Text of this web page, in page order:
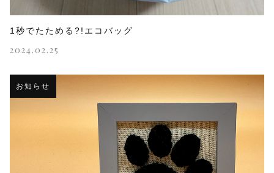
1秒でたためる?!エコバッグ
2024.02.25
お知らせ